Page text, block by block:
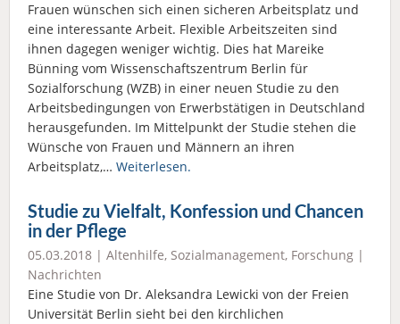
Frauen wünschen sich einen sicheren Arbeitsplatz und
eine interessante Arbeit. Flexible Arbeitszeiten sind
ihnen dagegen weniger wichtig. Dies hat Mareike
Bünning vom Wissenschaftszentrum Berlin für
Sozialforschung (WZB) in einer neuen Studie zu den
Arbeitsbedingungen von Erwerbstätigen in Deutschland
herausgefunden. Im Mittelpunkt der Studie stehen die
Wünsche von Frauen und Männern an ihren
Arbeitsplatz,… Weiterlesen.
Studie zu Vielfalt, Konfession und Chancen
in der Pflege
05.03.2018 | Altenhilfe, Sozialmanagement, Forschung |
Nachrichten
Eine Studie von Dr. Aleksandra Lewicki von der Freien
Universität Berlin sieht bei den kirchlichen